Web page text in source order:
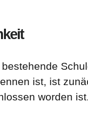
ist, ist
worden ist.